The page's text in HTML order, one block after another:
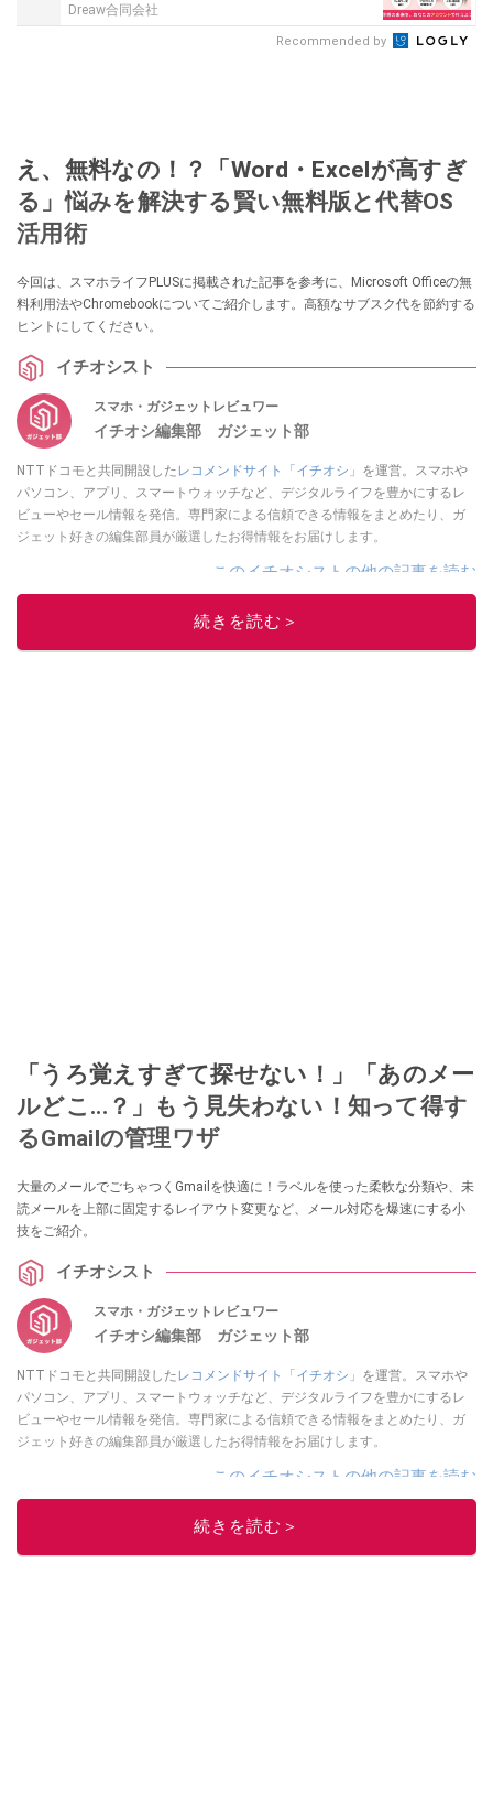
Dreaw合同会社
Recommended by
え、無料なの！？「Word・Excelが高すぎ
る」悩みを解決する賢い無料版と代替OS
活用術
今回は、スマホライフPLUSに掲載された記事を参考に、Microsoft Officeの無
料利用法やChromebookについてご紹介します。高額なサブスク代を節約する
ヒントにしてください。
イチオシスト
スマホ・ガジェットレビュワー
イチオシ編集部 ガジェット部
NTTドコモと共同開設したレコメンドサイト「イチオシ」 を運営。スマホや
パソコン、アプリ、スマートウォッチなど、デジタルライフを豊かにするレ
ビューやセール情報を発信。専門家による信頼できる情報をまとめたり、ガ
ジェット好きの編集部員が厳選したお得情報をお届けします。
このイチオシストの他の記事を読む
続きを読む＞
「うろ覚えすぎて探せない！」「あのメー
ルどこ...？」もう見失わない！知って得す
るGmailの管理ワザ
大量のメールでごちゃつくGmailを快適に！ラベルを使った柔軟な分類や、未
読メールを上部に固定するレイアウト変更など、メール対応を爆速にする小
技をご紹介。
イチオシスト
スマホ・ガジェットレビュワー
イチオシ編集部 ガジェット部
NTTドコモと共同開設したレコメンドサイト「イチオシ」 を運営。スマホや
パソコン、アプリ、スマートウォッチなど、デジタルライフを豊かにするレ
ビューやセール情報を発信。専門家による信頼できる情報をまとめたり、ガ
ジェット好きの編集部員が厳選したお得情報をお届けします。
このイチオシストの他の記事を読む
続きを読む＞